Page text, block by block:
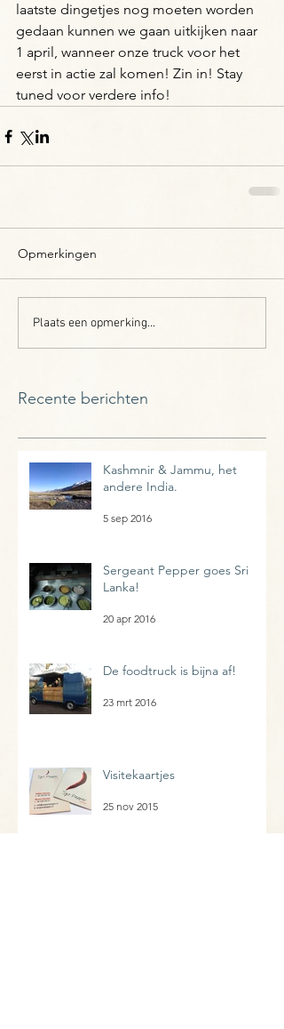
laatste dingetjes nog moeten worden
gedaan kunnen we gaan uitkijken naar
1 april, wanneer onze truck voor het
eerst in actie zal komen! Zin in! Stay
tuned voor verdere info!
Opmerkingen
Plaats een opmerking...
Recente berichten
Kashmnir & Jammu, het
andere India.
5 sep 2016
Sergeant Pepper goes Sri
Lanka!
20 apr 2016
De foodtruck is bijna af!
23 mrt 2016
Visitekaartjes
25 nov 2015